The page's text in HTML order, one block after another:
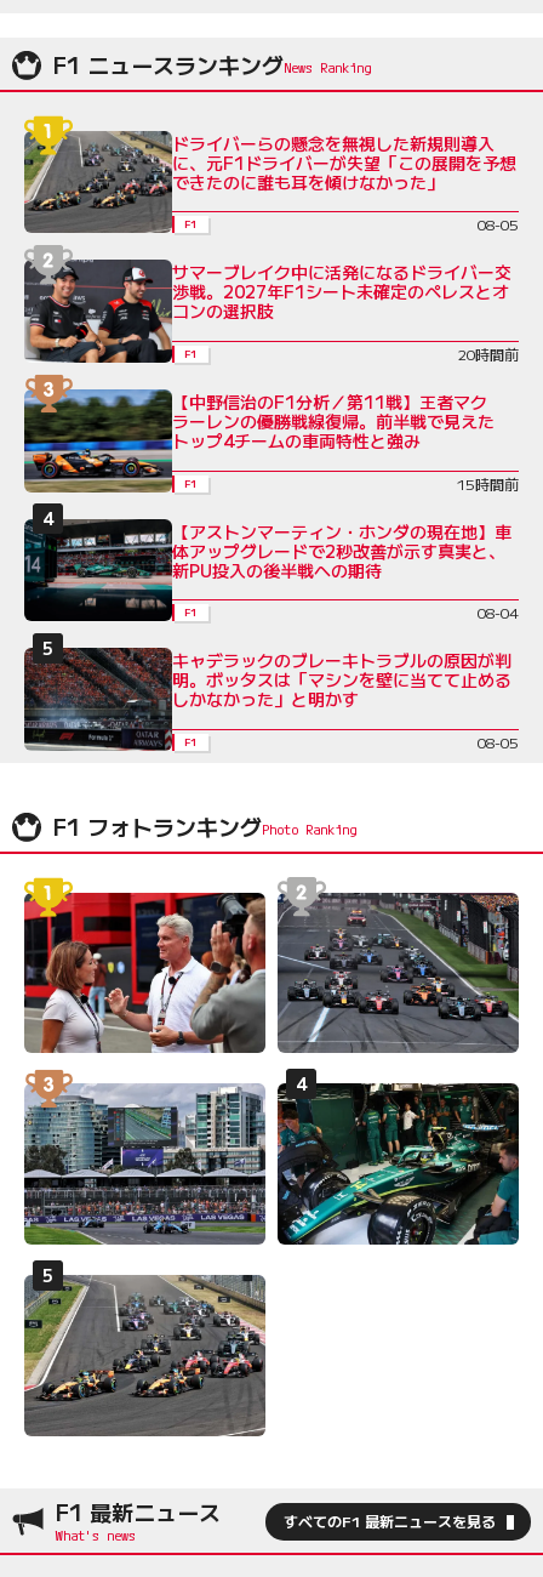
F1 ニュースランキング
ドライバーらの懸念を無視した新規則導入
に、元F1ドライバーが失望「この展開を予想
できたのに誰も耳を傾けなかった」
F1 08-05
サマーブレイク中に活発になるドライバー交
渉戦。2027年F1シート未確定のペレスとオ
コンの選択肢
F1 20時間前
【中野信治のF1分析／第11戦】王者マク
ラーレンの優勝戦線復帰。前半戦で見えた
トップ4チームの車両特性と強み
F1 15時間前
【アストンマーティン・ホンダの現在地】車
体アップグレードで2秒改善が示す真実と、
新PU投入の後半戦への期待
F1 08-04
キャデラックのブレーキトラブルの原因が判
明。ボッタスは「マシンを壁に当てて止める
しかなかった」と明かす
F1 08-05
F1 フォトランキング
F1 最新ニュース すべてのF1 最新ニュースを見る